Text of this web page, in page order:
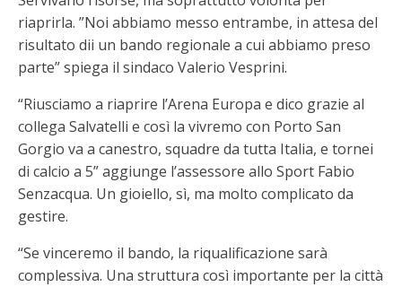
riaprirla. ”Noi abbiamo messo entrambe, in attesa del
risultato dii un bando regionale a cui abbiamo preso
parte” spiega il sindaco Valerio Vesprini.
“Riusciamo a riaprire l’Arena Europa e dico grazie al
collega Salvatelli e così la vivremo con Porto San
Gorgio va a canestro, squadre da tutta Italia, e tornei
di calcio a 5” aggiunge l’assessore allo Sport Fabio
Senzacqua. Un gioiello, sì, ma molto complicato da
gestire.
“Se vinceremo il bando, la riqualificazione sarà
complessiva. Una struttura così importante per la città